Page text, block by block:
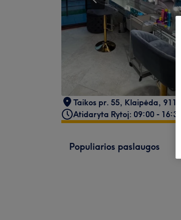
Taikos pr. 55, Klaipėda, 91153
Atidaryta Rytoj: 09:00 - 16:30
Populiarios paslaugos